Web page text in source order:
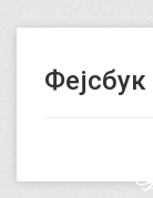
Фејсбук